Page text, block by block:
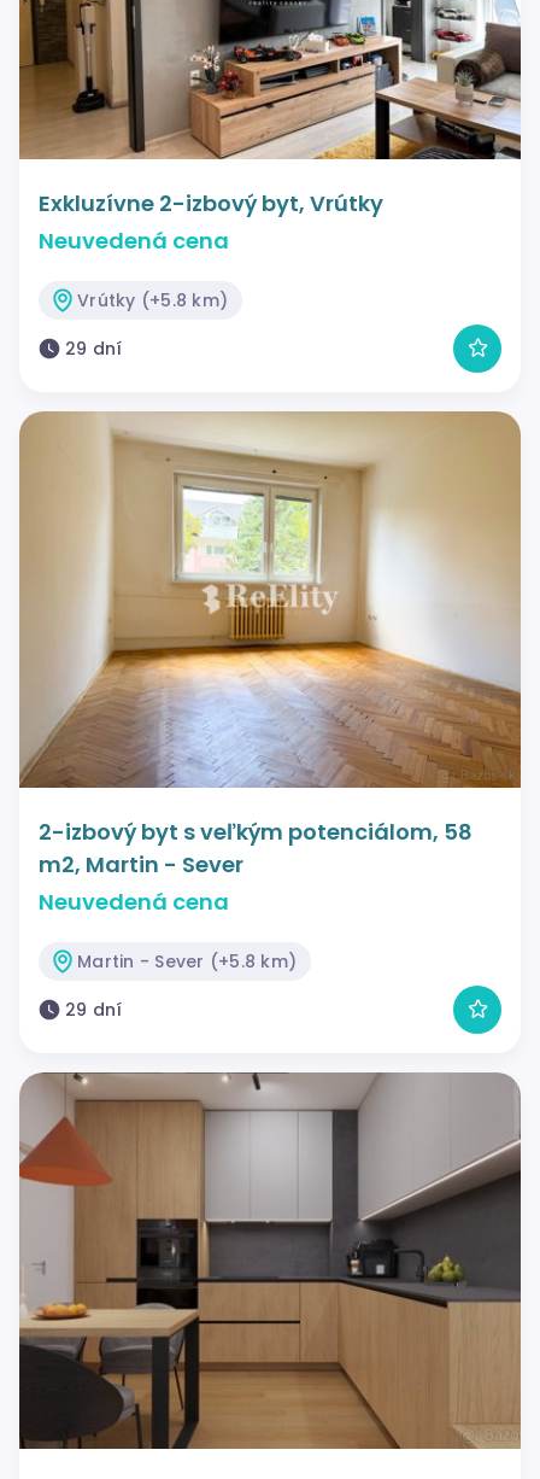
Exkluzívne 2-izbový byt, Vrútky
Neuvedená cena
Vrútky (+5.8 km)
29 dní
2-izbový byt s veľkým potenciálom, 58
m2, Martin - Sever
Neuvedená cena
Martin - Sever (+5.8 km)
29 dní